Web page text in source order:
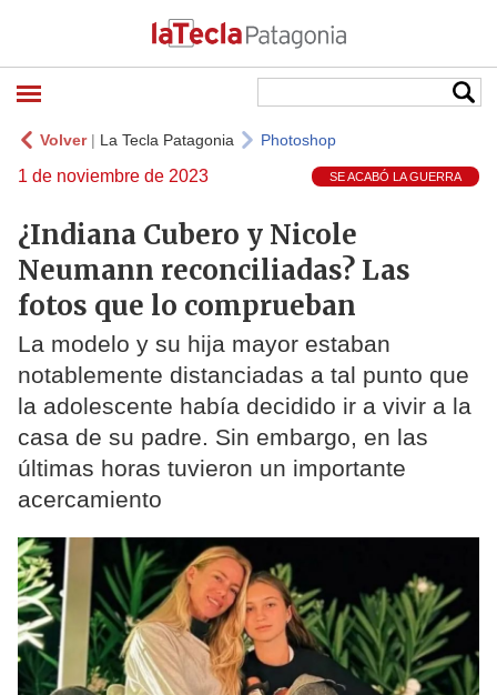
Volver| La Tecla Patagonia Photoshop
1 de noviembre de 2023 SE ACABÓ LA GUERRA
¿Indiana Cubero y Nicole
Neumann reconciliadas? Las
fotos que lo comprueban
La modelo y su hija mayor estaban
notablemente distanciadas a tal punto que
la adolescente había decidido ir a vivir a la
casa de su padre. Sin embargo, en las
últimas horas tuvieron un importante
acercamiento